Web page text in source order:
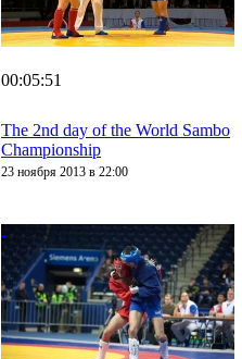
00:05:51
The 2nd day of the World Sambo
Championship
23 ноября 2013 в 22:00